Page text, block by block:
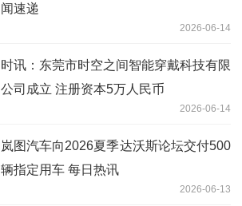
闻速递
2026-06-14
时讯：东莞市时空之间智能穿戴科技有限
公司成立 注册资本5万人民币
2026-06-14
岚图汽车向2026夏季达沃斯论坛交付500
辆指定用车 每日热讯
2026-06-13